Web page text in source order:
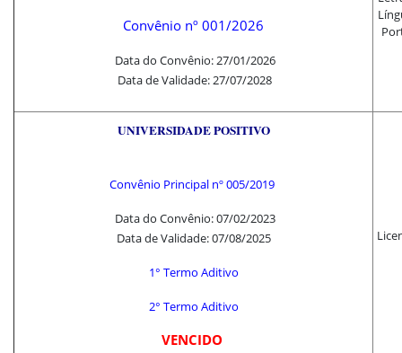
Convênio nº 001/2026
Data do Convênio: 27/01/2026
Data de Validade:27/07/2028
UNIVERSIDADE POSITIVO
Convênio Principal nº 005/2019
Data do Convênio: 07/02/2023
Data de Validade: 07/08/2025
1° Termo Aditivo
2° Termo Aditivo
VENCIDO